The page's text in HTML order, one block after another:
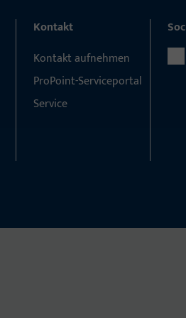
Kontakt
Kontakt aufnehmen
ProPoint-Serviceportal
Service